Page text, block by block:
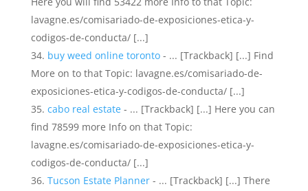
lavagne.es/comisariado-de-exposiciones-etica-y-
codigos-de-conducta/ [...]
buy weed online toronto- ... [Trackback] [...] Find
More on to that Topic: lavagne.es/comisariado-de-
exposiciones-etica-y-codigos-de-conducta/ [...]
cabo real estate- ... [Trackback] [...] Here you can
find 78599 more Info on that Topic:
lavagne.es/comisariado-de-exposiciones-etica-y-
codigos-de-conducta/ [...]
Tucson Estate Planner- ... [Trackback] [...] There